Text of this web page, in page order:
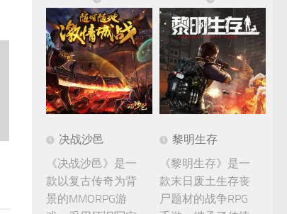
决战沙邑
《决战沙邑》是一
款以复古传奇为背
景的MMORPG游
黎明生存
《黎明生存》是一
款末日废土生存丧
尸题材的战争RPG